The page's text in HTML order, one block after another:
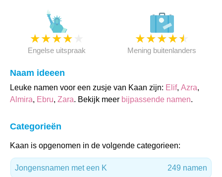
★★★★
Engelse uitspraak
★★★★★
Mening buitenlanders
Naam ideeen
Leuke namen voor een zusje van Kaan zijn: Elif, Azra,
Almira, Ebru, Zara. Bekijk meer bijpassende namen.
Categorieën
Kaan is opgenomen in de volgende categorieen:
Jongensnamen met een K 249 namen